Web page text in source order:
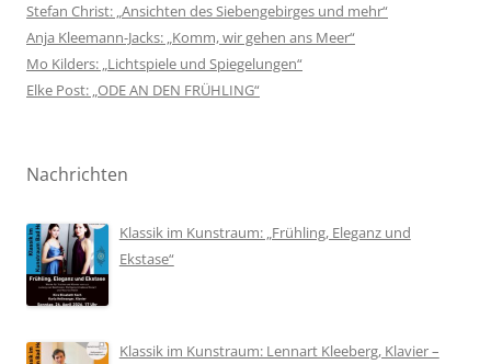
Stefan Christ: „Ansichten des Siebengebirges und mehr“
Anja Kleemann-Jacks: „Komm, wir gehen ans Meer“
Mo Kilders: „Lichtspiele und Spiegelungen“
Elke Post: „ODE AN DEN FRÜHLING“
Nachrichten
Klassik im Kunstraum: „Frühling, Eleganz und
Ekstase“
Klassik im Kunstraum: Lennart Kleeberg, Klavier –